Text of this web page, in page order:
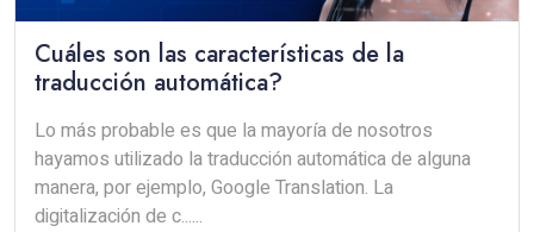
Cuáles son las características de la
traducción automática?
Lo más probable es que la mayoría de nosotros
hayamos utilizado la traducción automática de alguna
manera, por ejemplo, Google Translation. La
digitalización de c......